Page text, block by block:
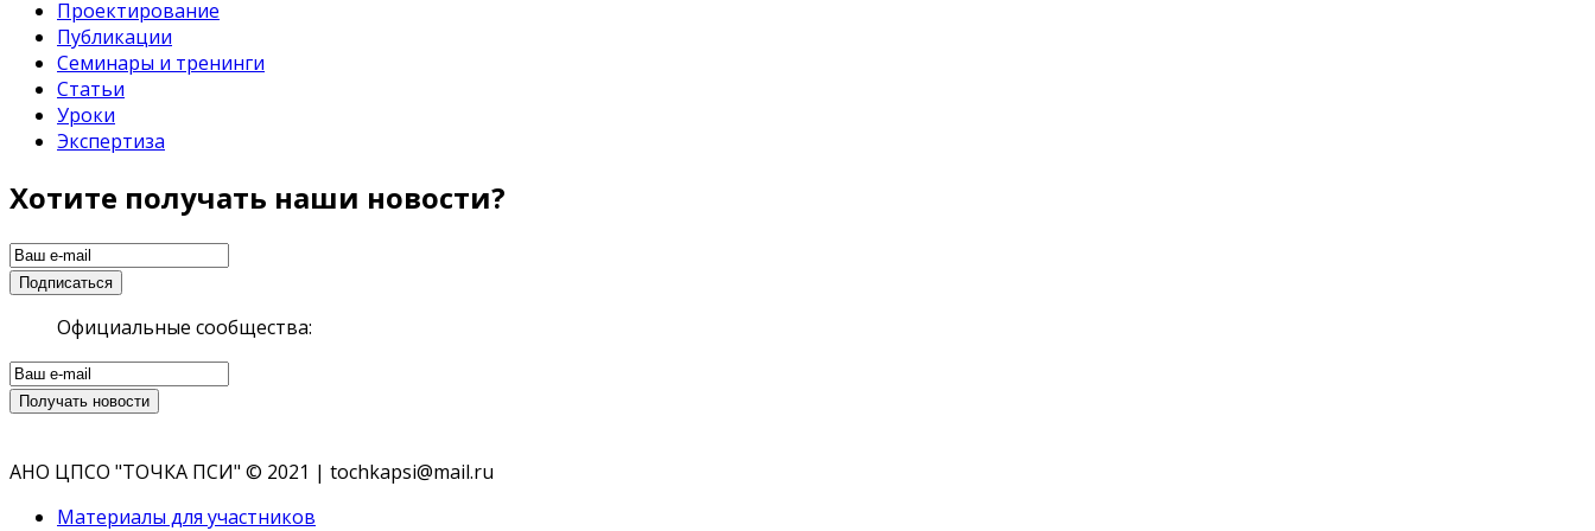
Проектирование
Публикации
Семинары и тренинги
Статьи
Уроки
Экспертиза
Хотите получать наши новости?
Официальные сообщества:
АНО ЦПСО "ТОЧКА ПСИ" © 2021 | tochkapsi@mail.ru
Материалы для участников